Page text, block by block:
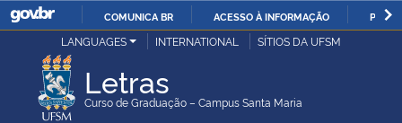
IR
COMUNICA BR ACESSO À INFORMAÇÃO
Ministério da Justiça e Segurança Pública
LANGUAGES INTERNATIONAL SÍTIOS DA UFSM
Letras
Curso de Graduação – Campus Santa Maria